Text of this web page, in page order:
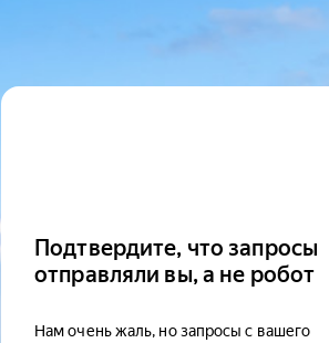
Подтвердите, что запросы
отправляли вы, а не робот
Нам очень жаль, но запросы с вашего